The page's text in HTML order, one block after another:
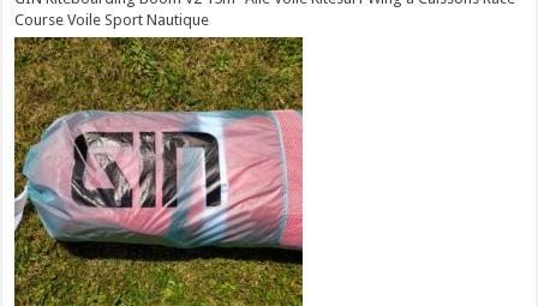
Course Voile Sport Nautique